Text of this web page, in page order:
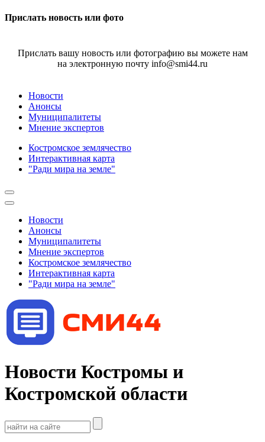
Прислать новость или фото
Прислать вашу новость или фотографию вы можете нам
на электронную почту info@smi44.ru
Новости
Анонсы
Муниципалитеты
Мнение экспертов
Костромское землячество
Интерактивная карта
"Ради мира на земле"
Новости
Анонсы
Муниципалитеты
Мнение экспертов
Костромское землячество
Интерактивная карта
"Ради мира на земле"
Новости Костромы и
Костромской области